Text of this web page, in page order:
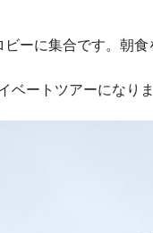
ーに集合です。朝食
ベートツアーになり